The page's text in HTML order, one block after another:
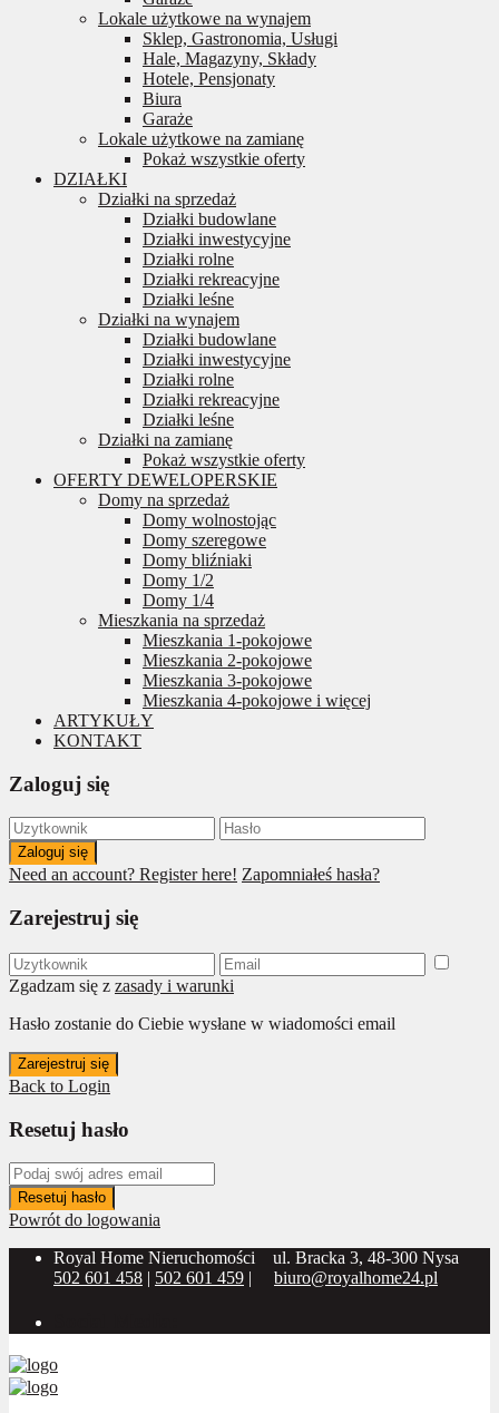
Lokale użytkowe na wynajem
Sklep, Gastronomia, Usługi
Hale, Magazyny, Składy
Hotele, Pensjonaty
Biura
Garaże
Lokale użytkowe na zamianę
Pokaż wszystkie oferty
DZIAŁKI
Działki na sprzedaż
Działki budowlane
Działki inwestycyjne
Działki rolne
Działki rekreacyjne
Działki leśne
Działki na wynajem
Działki budowlane
Działki inwestycyjne
Działki rolne
Działki rekreacyjne
Działki leśne
Działki na zamianę
Pokaż wszystkie oferty
OFERTY DEWELOPERSKIE
Domy na sprzedaż
Domy wolnostojąc
Domy szeregowe
Domy bliźniaki
Domy 1/2
Domy 1/4
Mieszkania na sprzedaż
Mieszkania 1-pokojowe
Mieszkania 2-pokojowe
Mieszkania 3-pokojowe
Mieszkania 4-pokojowe i więcej
ARTYKUŁY
KONTAKT
Zaloguj się
Zaloguj się
Need an account? Register here! Zapomniałeś hasła?
Zarejestruj się
Zgadzam się z zasady i warunki
Hasło zostanie do Ciebie wysłane w wiadomości email
Zarejestruj się
Back to Login
Resetuj hasło
Resetuj hasło
Powrót do logowania
Royal Home Nieruchomości
ul. Bracka 3, 48-300 Nysa
502 601 458 | 502 601 459 | biuro@royalhome24.pl